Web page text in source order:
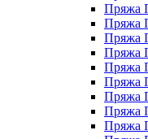
Пряжа
Пряжа
Пряжа
Пряжа
Пряжа
Пряжа
Пряжа
Пряжа
Пряжа